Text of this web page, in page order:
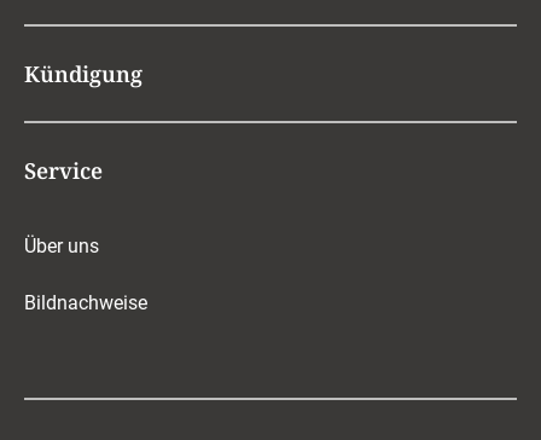
Kündigung
Service
Über uns
Bildnachweise